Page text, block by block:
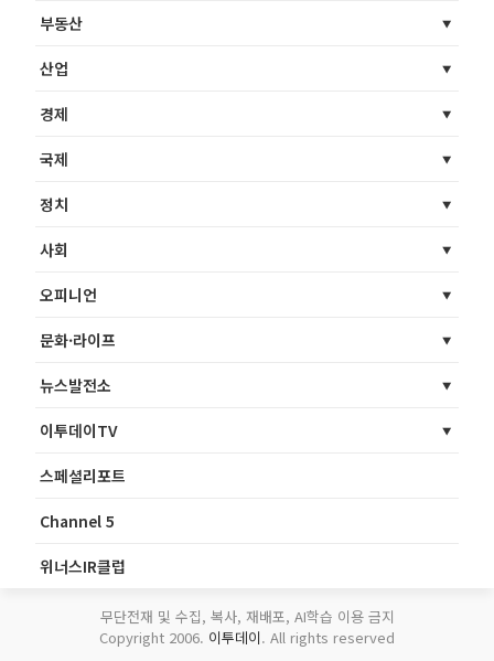
부동산
산업
경제
국제
정치
사회
오피니언
문화·라이프
뉴스발전소
이투데이TV
스페셜리포트
Channel 5
위너스IR클럽
무단전재 및 수집, 복사, 재배포, AI학습 이용 금지
Copyright 2006. 이투데이. All rights reserved